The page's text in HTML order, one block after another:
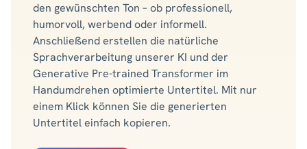
den gewünschten Ton – ob professionell,
humorvoll, werbend oder informell.
Anschließend erstellen die natürliche
Sprachverarbeitung unserer KI und der
Generative Pre-trained Transformer im
Handumdrehen optimierte Untertitel. Mit nur
einem Klick können Sie die generierten
Untertitel einfach kopieren.